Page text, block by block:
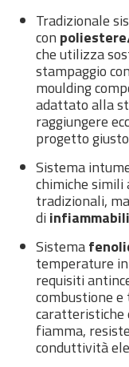
Tradizionale
con
che utilizza
stampaggio
moulding
adattato alla
raggiungere
progetto
Sistema
chimiche simili
tradizionali,
di
Sistema
temperature
requisiti
combustione
caratteristiche
fiamma,
conduttività